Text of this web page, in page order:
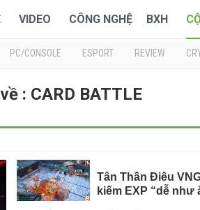
VIDEO CÔNG NGHỆ BXH
PC/CONSOLE ESPORT REVIEW
: CARD BATTLE
Tân Thần Điêu
kiếm EXP “dễ như